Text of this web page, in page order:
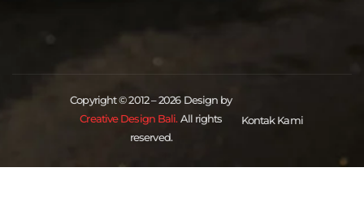
Copyright © 2012 – 2026 Design by
Creative Design Bali. All rights
reserved.
Kontak Kami